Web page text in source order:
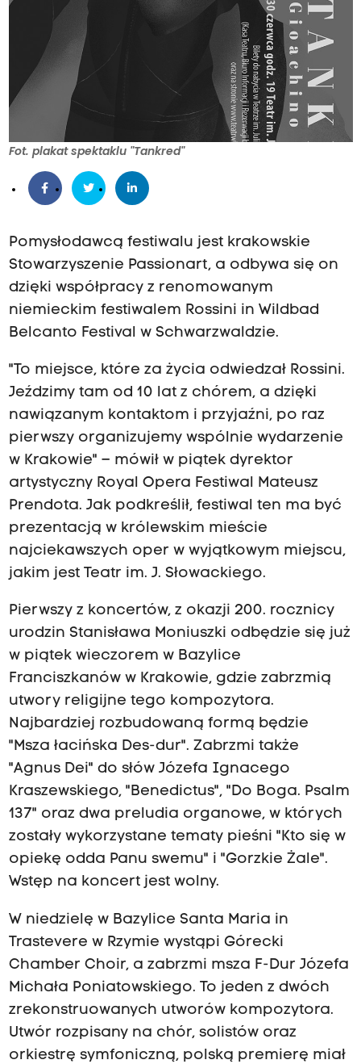
Fot. plakat spektaklu "Tankred"
Pomysłodawcą festiwalu jest krakowskie
Stowarzyszenie Passionart, a odbywa się on
dzięki współpracy z renomowanym
niemieckim festiwalem Rossini in Wildbad
Belcanto Festival w Schwarzwaldzie.
"To miejsce, które za życia odwiedzał Rossini.
Jeździmy tam od 10 lat z chórem, a dzięki
nawiązanym kontaktom i przyjaźni, po raz
pierwszy organizujemy wspólnie wydarzenie
w Krakowie" – mówił w piątek dyrektor
artystyczny Royal Opera Festiwal Mateusz
Prendota. Jak podkreślił, festiwal ten ma być
prezentacją w królewskim mieście
najciekawszych oper w wyjątkowym miejscu,
jakim jest Teatr im. J. Słowackiego.
Pierwszy z koncertów, z okazji 200. rocznicy
urodzin Stanisława Moniuszki odbędzie się już
w piątek wieczorem w Bazylice
Franciszkanów w Krakowie, gdzie zabrzmią
utwory religijne tego kompozytora.
Najbardziej rozbudowaną formą będzie
"Msza łacińska Des-dur". Zabrzmi także
"Agnus Dei" do słów Józefa Ignacego
Kraszewskiego, "Benedictus", "Do Boga. Psalm
137" oraz dwa preludia organowe, w których
zostały wykorzystane tematy pieśni "Kto się w
opiekę odda Panu swemu" i "Gorzkie Żale".
Wstęp na koncert jest wolny.
W niedzielę w Bazylice Santa Maria in
Trastevere w Rzymie wystąpi Górecki
Chamber Choir, a zabrzmi msza F-Dur Józefa
Michała Poniatowskiego. To jeden z dwóch
zrekonstruowanych utworów kompozytora.
Utwór rozpisany na chór, solistów oraz
orkiestrę symfoniczną, polską premierę miał